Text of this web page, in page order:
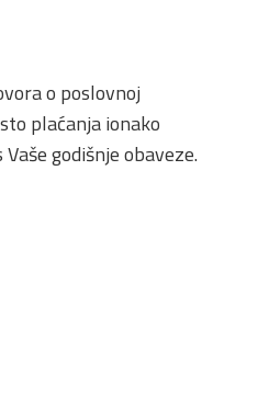
o poslovnoj
plaćanja ionako
godišnje obaveze.